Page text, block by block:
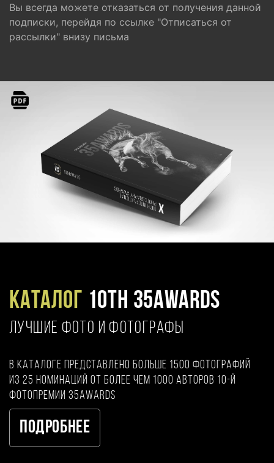
Вы всегда можете отказаться от получения данной
подписки, перейдя по ссылке "Отписаться от
рассылки" внизу письма
Каталог 10TH 35AWARDS
ЛУЧШИЕ ФОТО И ФОТОГРАФЫ
В каталоге представлено больше 1500 фотографий
из 25 номинаций от более чем 1000 авторов 10-й
фотопремии 35AWARDS
Подробнее